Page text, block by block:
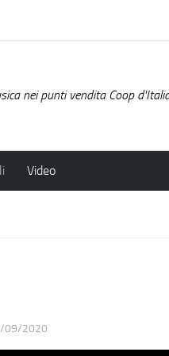
nei punti vendita Coop
Video
09/2020